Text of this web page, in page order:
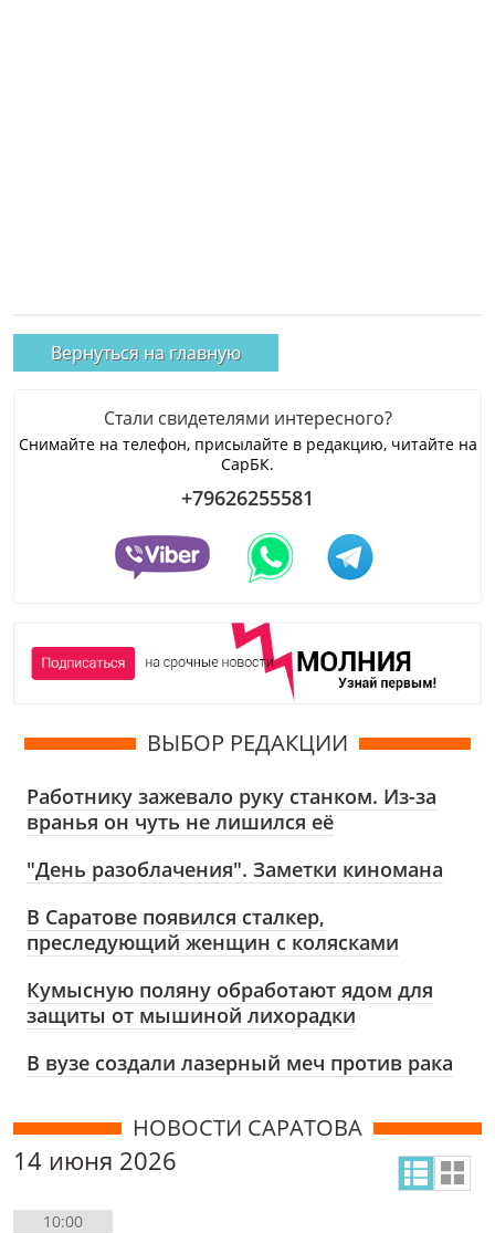
Вернуться на главную
Стали свидетелями интересного?
Снимайте на телефон, присылайте в редакцию, читайте на
СарБК.
+79626255581
ВЫБОР РЕДАКЦИИ
Работнику зажевало руку станком. Из-за
вранья он чуть не лишился её
"День разоблачения". Заметки киномана
В Саратове появился сталкер,
преследующий женщин с колясками
Кумысную поляну обработают ядом для
защиты от мышиной лихорадки
В вузе создали лазерный меч против рака
НОВОСТИ САРАТОВА
14 июня 2026
10:00